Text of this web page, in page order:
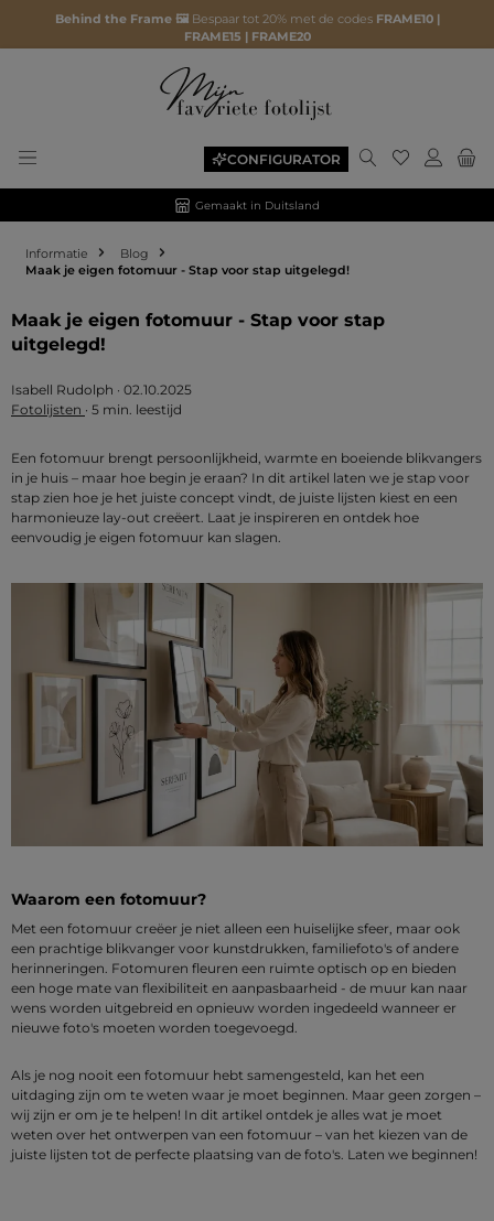
Behind the Frame 🖼️ Bespaar tot 20% met de codes FRAME10 |
FRAME15 | FRAME20
CONFIGURATOR Je hebt 0
Gemaakt in Duitsland
Informatie
Blog
Maak je eigen fotomuur - Stap voor stap uitgelegd!
Maak je eigen fotomuur - Stap voor stap
uitgelegd!
Isabell Rudolph · 02.10.2025
Fotolijsten · 5 min. leestijd
Een fotomuur brengt persoonlijkheid, warmte en boeiende blikvangers
in je huis – maar hoe begin je eraan? In dit artikel laten we je stap voor
stap zien hoe je het juiste concept vindt, de juiste lijsten kiest en een
harmonieuze lay-out creëert. Laat je inspireren en ontdek hoe
eenvoudig je eigen fotomuur kan slagen.
Waarom een fotomuur?
Met een fotomuur creëer je niet alleen een huiselijke sfeer, maar ook
een prachtige blikvanger voor kunstdrukken, familiefoto's of andere
herinneringen. Fotomuren fleuren een ruimte optisch op en bieden
een hoge mate van flexibiliteit en aanpasbaarheid - de muur kan naar
wens worden uitgebreid en opnieuw worden ingedeeld wanneer er
nieuwe foto's moeten worden toegevoegd.
Als je nog nooit een fotomuur hebt samengesteld, kan het een
uitdaging zijn om te weten waar je moet beginnen. Maar geen zorgen –
wij zijn er om je te helpen! In dit artikel ontdek je alles wat je moet
weten over het ontwerpen van een fotomuur – van het kiezen van de
juiste lijsten tot de perfecte plaatsing van de foto's. Laten we beginnen!